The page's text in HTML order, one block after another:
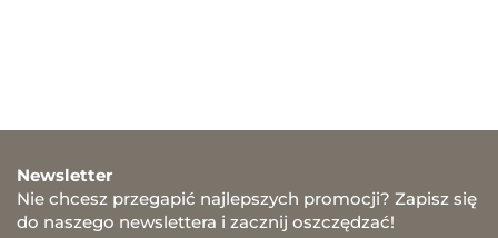
Newsletter
Nie chcesz przegapić najlepszych promocji? Zapisz się
do naszego newslettera i zacznij oszczędzać!